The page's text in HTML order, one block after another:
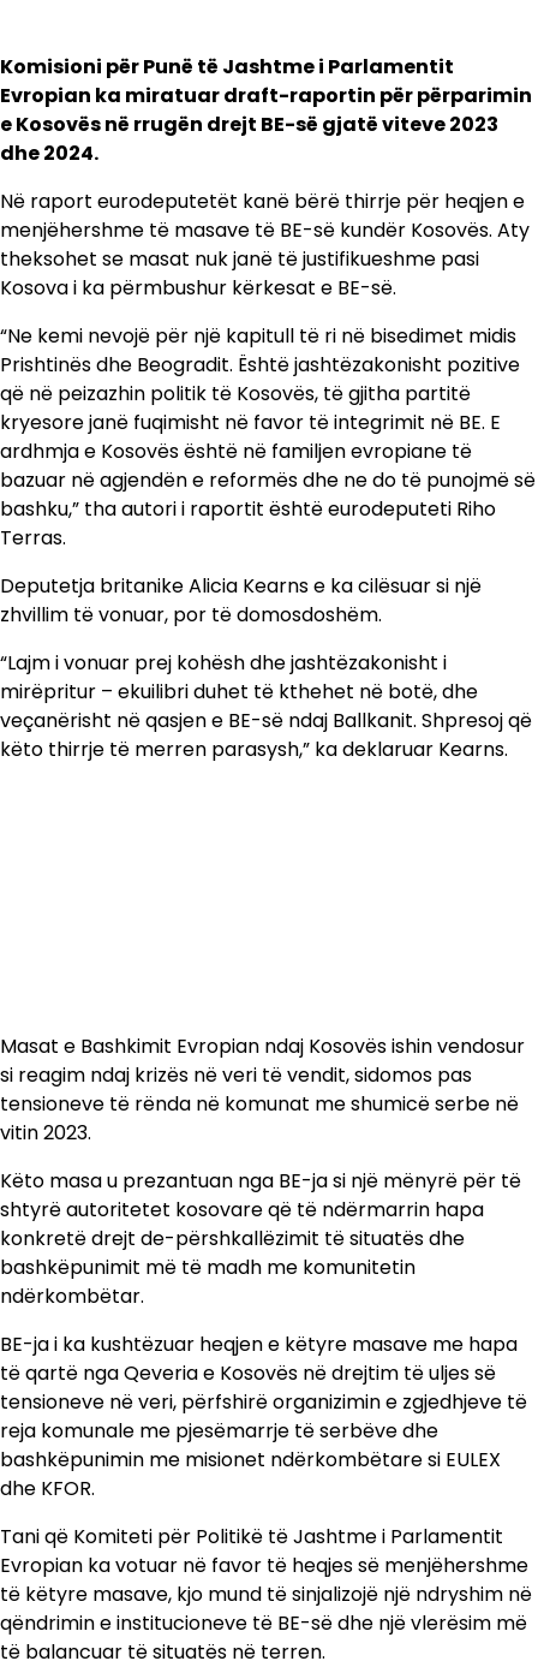
Komisioni për Punë të Jashtme i Parlamentit
Evropian ka miratuar draft-raportin për përparimin
e Kosovës në rrugën drejt BE-së gjatë viteve 2023
dhe 2024.
Në raport eurodeputetët kanë bërë thirrje për heqjen e
menjëhershme të masave të BE-së kundër Kosovës. Aty
theksohet se masat nuk janë të justifikueshme pasi
Kosova i ka përmbushur kërkesat e BE-së.
“Ne kemi nevojë për një kapitull të ri në bisedimet midis
Prishtinës dhe Beogradit. Është jashtëzakonisht pozitive
që në peizazhin politik të Kosovës, të gjitha partitë
kryesore janë fuqimisht në favor të integrimit në BE. E
ardhmja e Kosovës është në familjen evropiane të
bazuar në agjendën e reformës dhe ne do të punojmë së
bashku,” tha autori i raportit është eurodeputeti Riho
Terras.
Deputetja britanike Alicia Kearns e ka cilësuar si një
zhvillim të vonuar, por të domosdoshëm.
“Lajm i vonuar prej kohësh dhe jashtëzakonisht i
mirëpritur – ekuilibri duhet të kthehet në botë, dhe
veçanërisht në qasjen e BE-së ndaj Ballkanit. Shpresoj që
këto thirrje të merren parasysh,” ka deklaruar Kearns.
Masat e Bashkimit Evropian ndaj Kosovës ishin vendosur
si reagim ndaj krizës në veri të vendit, sidomos pas
tensioneve të rënda në komunat me shumicë serbe në
vitin 2023.
Këto masa u prezantuan nga BE-ja si një mënyrë për të
shtyrë autoritetet kosovare që të ndërmarrin hapa
konkretë drejt de-përshkallëzimit të situatës dhe
bashkëpunimit më të madh me komunitetin
ndërkombëtar.
BE-ja i ka kushtëzuar heqjen e këtyre masave me hapa
të qartë nga Qeveria e Kosovës në drejtim të uljes së
tensioneve në veri, përfshirë organizimin e zgjedhjeve të
reja komunale me pjesëmarrje të serbëve dhe
bashkëpunimin me misionet ndërkombëtare si EULEX
dhe KFOR.
Tani që Komiteti për Politikë të Jashtme i Parlamentit
Evropian ka votuar në favor të heqjes së menjëhershme
të këtyre masave, kjo mund të sinjalizojë një ndryshim në
qëndrimin e institucioneve të BE-së dhe një vlerësim më
të balancuar të situatës në terren.